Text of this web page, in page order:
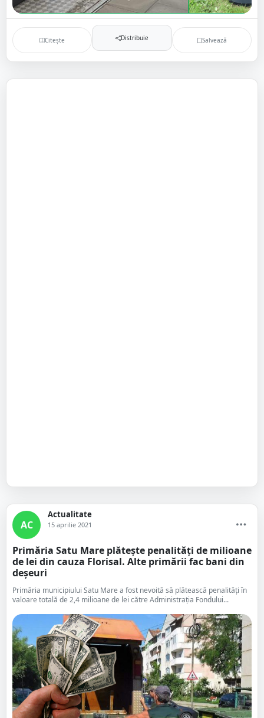
Citește Distribuie Salvează
AC
Actualitate
15 aprilie 2021
Primăria Satu Mare plătește penalități de milioane
de lei din cauza Florisal. Alte primării fac bani din
deșeuri
Primăria municipiului Satu Mare a fost nevoită să plătească penalități în
valoare totală de 2,4 milioane de lei către Administrația Fondului...